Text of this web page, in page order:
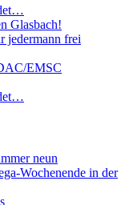
Glasbach!
jedermann frei
EMSC
neun
Wochenende in der